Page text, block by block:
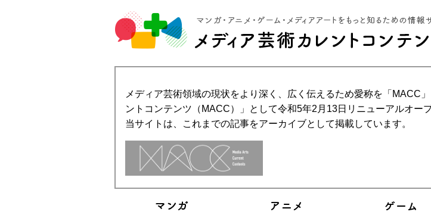
メディア芸術領域の現状をより深く、広く伝えるため愛称を「MACC
ントコンテンツ（MACC）」として令和5年2月13日リニューアルオー
当サイトは、これまでの記事をアーカイブとして掲載しています。